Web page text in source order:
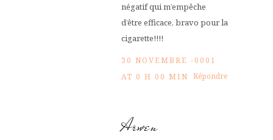
négatif qui m’empêche
d’être efficace, bravo pour la
cigarette!!!!
30 NOVEMBRE -0001
AT 0 H 00 MIN Répondre
Arwen